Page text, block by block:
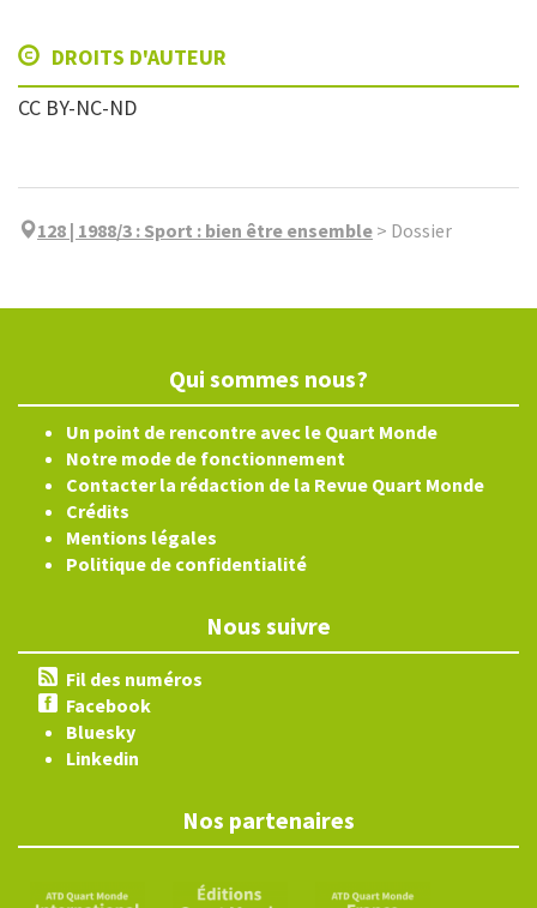
DROITS D'AUTEUR
CC BY-NC-ND
128 | 1988/3 : Sport : bien être ensemble > Dossier
Qui sommes nous?
Un point de rencontre avec le Quart Monde
Notre mode de fonctionnement
Contacter la rédaction de la Revue Quart Monde
Crédits
Mentions légales
Politique de confidentialité
Nous suivre
Fil des numéros
Facebook
Bluesky
Linkedin
Nos partenaires